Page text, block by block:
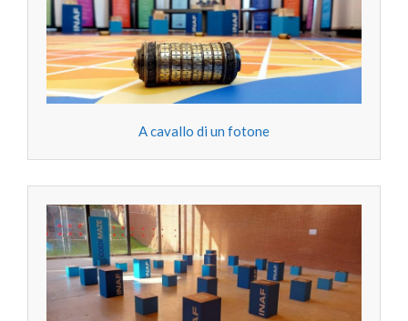
A cavallo di un fotone